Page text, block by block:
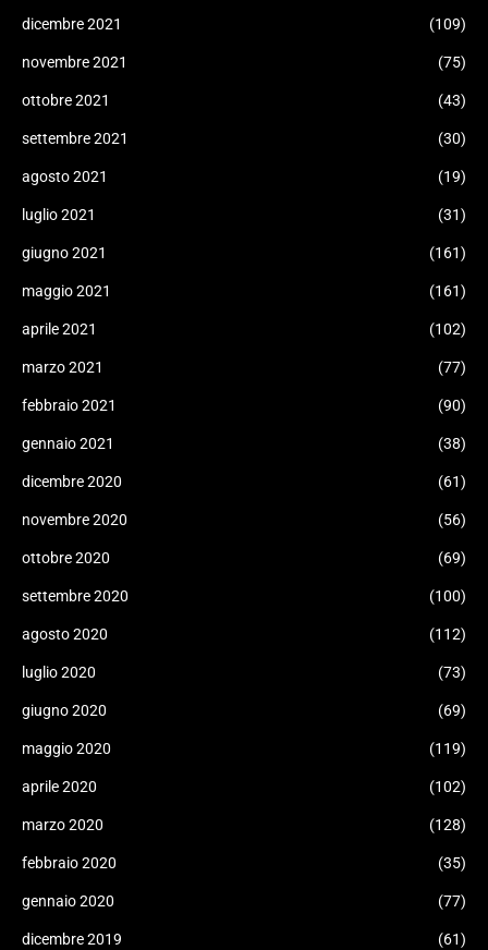
dicembre 2021 (109)
novembre 2021 (75)
ottobre 2021 (43)
settembre 2021 (30)
agosto 2021 (19)
luglio 2021 (31)
giugno 2021 (161)
maggio 2021 (161)
aprile 2021 (102)
marzo 2021 (77)
febbraio 2021 (90)
gennaio 2021 (38)
dicembre 2020 (61)
novembre 2020 (56)
ottobre 2020 (69)
settembre 2020 (100)
agosto 2020 (112)
luglio 2020 (73)
giugno 2020 (69)
maggio 2020 (119)
aprile 2020 (102)
marzo 2020 (128)
febbraio 2020 (35)
gennaio 2020 (77)
dicembre 2019 (61)